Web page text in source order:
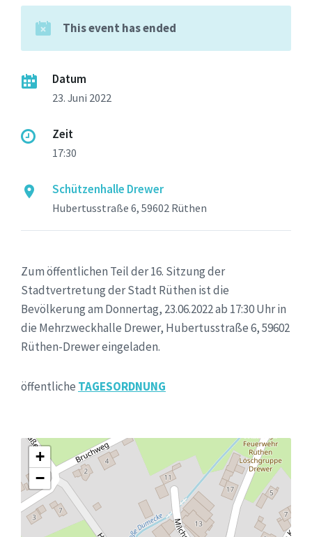
This event has ended
Datum
23. Juni 2022
Zeit
17:30
Schützenhalle Drewer
Hubertusstraße 6, 59602 Rüthen
Zum öffentlichen Teil der 16. Sitzung der
Stadtvertretung der Stadt Rüthen ist die
Bevölkerung am Donnertag, 23.06.2022 ab 17:30 Uhr in
die Mehrzweckhalle Drewer, Hubertusstraße 6, 59602
Rüthen-Drewer eingeladen.
öffentliche TAGESORDNUNG
+
−